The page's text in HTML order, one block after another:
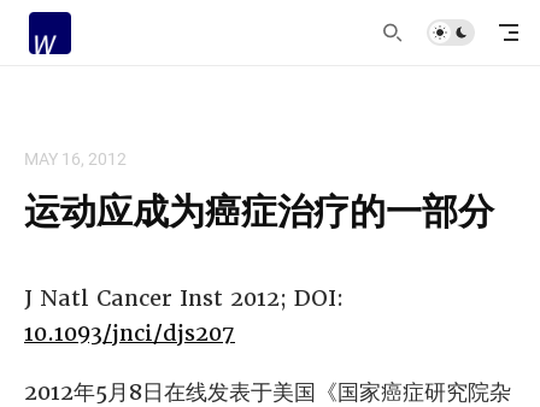
MAY 16, 2012
运动应成为癌症治疗的一部分
J Natl Cancer Inst 2012; DOI:
10.1093/jnci/djs207
2012年5月8日在线发表于美国《国家癌症研究院杂